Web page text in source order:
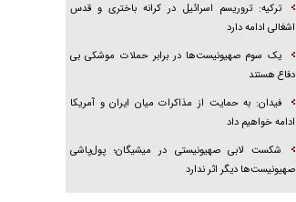
ترکیه: تروریسم اسرائیل در کرانه باختری و قدس
اشغالی ادامه دارد
یک سوم صهیونیست‌ها در برابر حملات موشکی بی
دفاع هستند
فیدان: به حمایت از مذاکرات میان ایران و آمریکا
ادامه خواهیم داد
شکست لابی صهیونیستی در میشیگان؛ پول‌پاشی
صهیونیست‌ها دیگر اثر ندارد